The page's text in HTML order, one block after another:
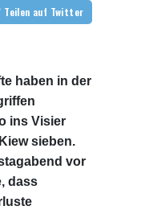
Teilen auf Twitter
haben in der
ins Visier
sieben.
vor
dass